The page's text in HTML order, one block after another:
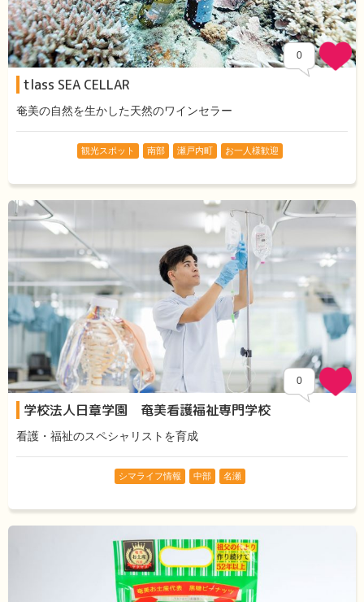
0
tlass SEA CELLAR
奄美の自然を生かした天然のワインセラー
観光スポット 南部 瀬戸内町 お一人様歓迎
0
学校法人日章学園 奄美看護福祉専門学校
看護・福祉のスペシャリストを育成
シマライフ情報 中部 名瀬